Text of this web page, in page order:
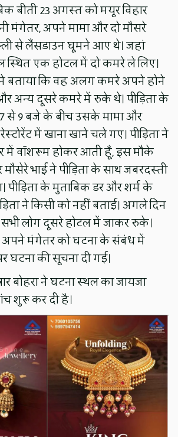
बीती 23 अगस्त को मयूर विहार
मंगेतर, अपने मामा और दो मौसरे
से लैंसडाउन घूमने आए थे। जहां
स्थित एक होटल में दो कमरे ले लिए।
ने बताया कि वह अलग कमरे अपने होने
अन्य दूसरे कमरे में रुके थे। पीड़िता के
से 9 बजे के बीच उसके मामा और
में खाना खाने चले गए। पीड़िता ने
में वॉशरूम होकर आती हूँ, इस मौके
भाई ने पीड़िता के साथ जबरदस्ती
पीड़िता के मुताबिक डर और शर्म के
ने किसी को नहीं बताई। अगले दिन
लोग दूसरे होटल में जाकर रुके।
अपने मंगेतर को घटना के संबंध में
घटना की सूचना दी गई।
बोहरा ने घटना स्थल का जायजा
शुरू कर दी है।